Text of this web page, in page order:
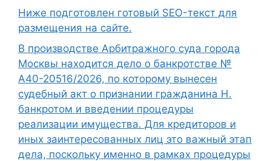
Ниже подготовлен готовый SEO-текст для
размещения на сайте.
В производстве Арбитражного суда города
Москвы находится дело о банкротстве №
А40-20516/2026, по которому вынесен
судебный акт о признании гражданина Н.
банкротом и введении процедуры
реализации имущества. Для кредиторов и
иных заинтересованных лиц это важный этап
дела, поскольку именно в рамках процедуры